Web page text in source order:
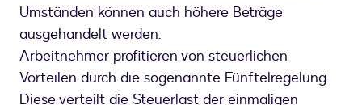
Umständen können auch höhere Beträge
ausgehandelt werden.
Arbeitnehmer profitieren von steuerlichen
Vorteilen durch die sogenannte Fünftelregelung.
Diese verteilt die Steuerlast der einmaligen